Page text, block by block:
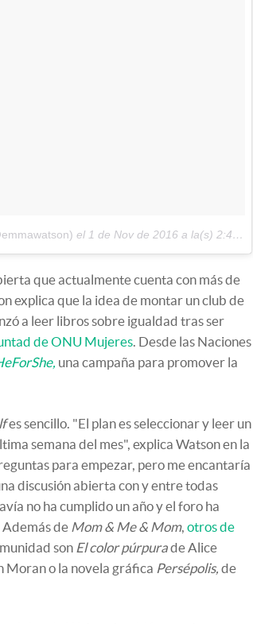
el 1 de Nov de 2016 a la(s) 2:40 PDT
que actualmente cuenta con más de
explica que la idea de montar un club de
a leer libros sobre igualdad tras ser
de ONU Mujeres. Desde las Naciones
una campaña para promover la
es sencillo. "El plan es seleccionar y leer un
semana del mes", explica Watson en la
para empezar, pero me encantaría
discusión abierta con y entre todas
no ha cumplido un año y el foro ha
de Mom & Me & Mom, otros de
son El color púrpurade Alice
Moran o la novela gráfica Persépolis, de